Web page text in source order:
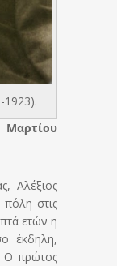
1923).
Μαρτίου
Αλέξιος
στις
ετών η
έκδηλη,
Ο πρώτος